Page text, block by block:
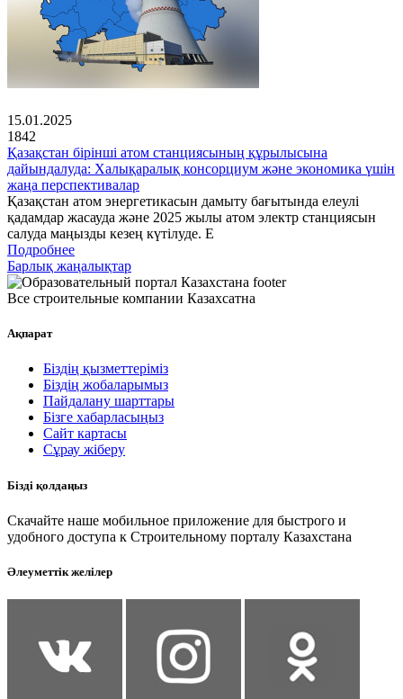
15.01.2025
1842
Қазақстан бірінші атом станциясының құрылысына
дайындалуда: Халықаралық консорциум және экономика үшін
жаңа перспективалар
Қазақстан атом энергетикасын дамыту бағытында елеулі
қадамдар жасауда және 2025 жылы атом электр станциясын
салуда маңызды кезең күтілуде. Е
Подробнее
Барлық жаңалықтар
Все строительные компании Казахсатна
Ақпарат
Біздің қызметтеріміз
Біздің жобаларымыз
Пайдалану шарттары
Бізге хабарласыңыз
Сайт картасы
Сұрау жіберу
Бізді қолдаңыз
Скачайте наше мобильное приложение для быстрого и
удобного доступа к Строительному порталу Казахстана
Әлеуметтік желілер